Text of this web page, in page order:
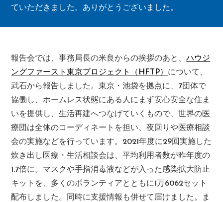
ていただきました。ありがとうございました。
報告会では、事務局長の米良からの挨拶のあと、ハウジ
ングファースト東京プロジェクト（HFTP） について、
武石から報告しました。東京・池袋を拠点に、7団体で
協働し、ホームレス状態にある人にまず安心安全な住ま
いを提供し、生活再建へつなげていくもので、世界の医
療団は全体のコーディネートを担い、夜回りや医療相談
会の実施などを行っています。2021年度に29回実施した
炊き出し医療・生活相談会は、平均利用者数が昨年度の
1.7倍に。マスクや手指消毒液などが入った感染拡大防止
キットを、多くのボランティアとともに1万6062セット
配布しました。同時に支援情報も併せて届けました。ま